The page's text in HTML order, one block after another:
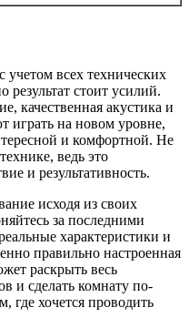
учетом всех технических
результат стоит усилий.
качественная акустика и
играть на новом уровне,
и комфортной. Не
ведь это
и результативность.
исходя из своих
за последними
характеристики и
правильно настроенная
раскрыть весь
и сделать комнату по-
где хочется проводить